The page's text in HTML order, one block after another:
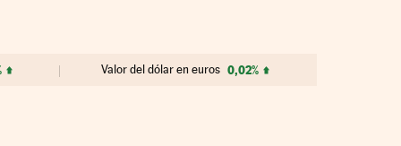
Valor del dólar en euros 0,02%